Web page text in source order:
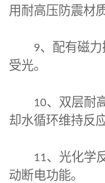
用耐高压防震材
9、配有磁
受光。
10、双层耐
却水循环维持反
11、光化学
动断电功能。